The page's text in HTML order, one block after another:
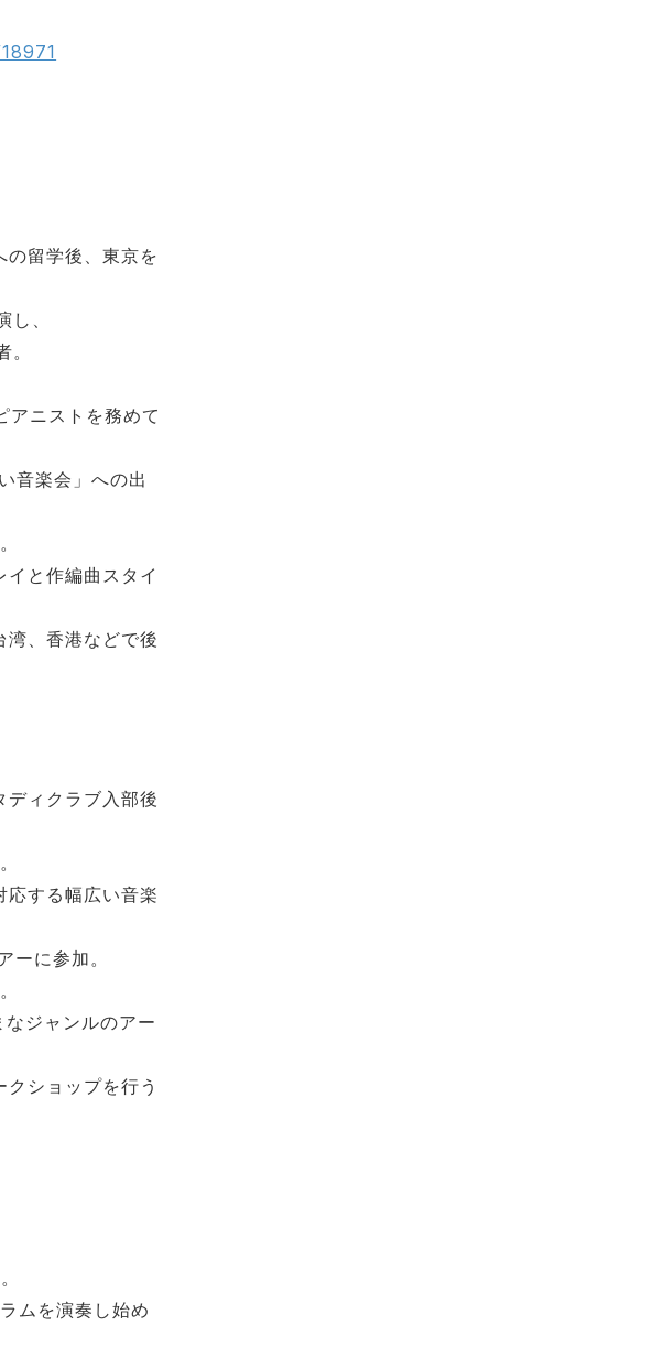
の留学後、東京を
、
。
ニストを務めて
音楽会」への出
と作編曲スタイ
湾、香港などで後
ディクラブ入部後
応する幅広い音楽
ーに参加。
ジャンルのアー
ショップを行う
ムを演奏し始め